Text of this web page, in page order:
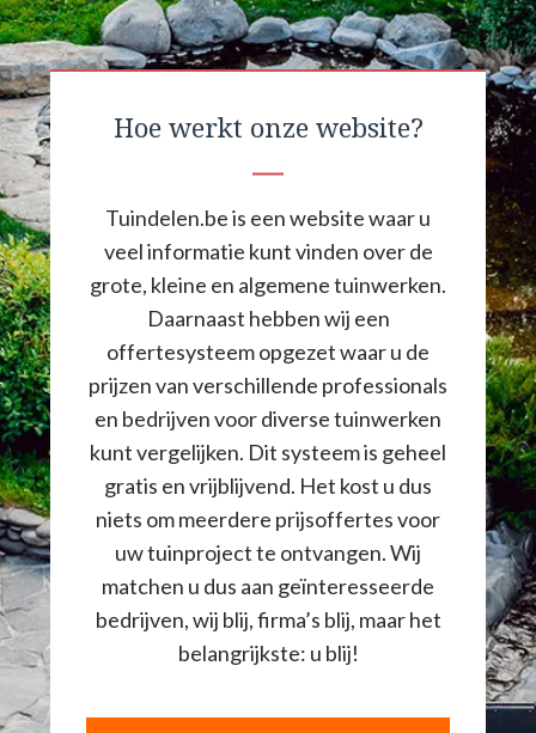
Hoe werkt onze website?
Tuindelen.be is een website waar u
veel informatie kunt vinden over de
grote, kleine en algemene tuinwerken.
Daarnaast hebben wij een
offertesysteem opgezet waar u de
prijzen van verschillende professionals
en bedrijven voor diverse tuinwerken
kunt vergelijken. Dit systeem is geheel
gratis en vrijblijvend. Het kost u dus
niets om meerdere prijsoffertes voor
uw tuinproject te ontvangen. Wij
matchen u dus aan geïnteresseerde
bedrijven, wij blij, firma’s blij, maar het
belangrijkste: u blij!